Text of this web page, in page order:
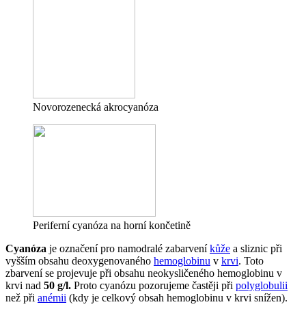
Novorozenecká akrocyanóza
Periferní cyanóza na horní končetině
Cyanóza je označení pro namodralé zabarveníkůže a sliznic při
vyšším obsahu deoxygenovaného hemoglobinu v krvi. Toto
zbarvení se projevuje při obsahu neokysličeného hemoglobinu v
krvi nad 50 g/l. Proto cyanózu pozorujeme častěji při polyglobulii
než při anémii (kdy je celkový obsah hemoglobinu v krvi snížen).